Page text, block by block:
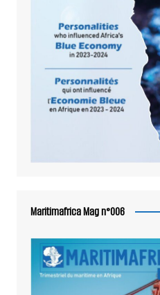
Maritimafrica Mag n°006